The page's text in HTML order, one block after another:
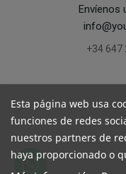
Envíenos
+34 647
Esta página web usa
funciones de redes
nuestros partners de
haya proporcionado o